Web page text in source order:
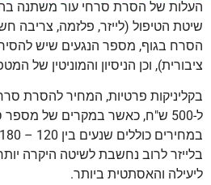
העלות של הסרת סרחי עור משתנה
שיטת הטיפול (לייזר, פלזמה, צריבה
הסרח בגוף, מספר הנגעים שיש
ציבורית), וכן הניסיון והמוניטין של
ל-500 ש"ח, כאשר במקרים של
בלייזר לרוב נחשבת לשיטה היקרה
ליעילה והאסתטית ביותר.